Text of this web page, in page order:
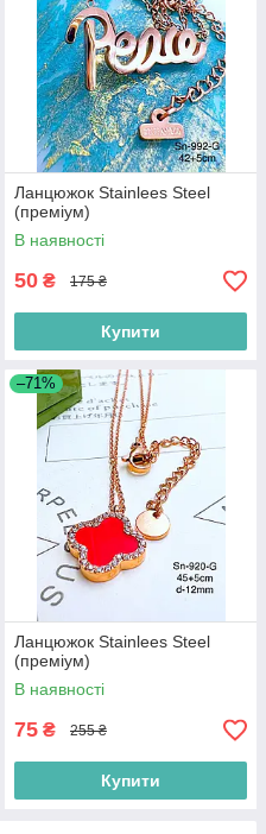
Ланцюжок Stainlees Steel
(преміум)
В наявності
50 ₴ 175 ₴
Купити
–71%
Ланцюжок Stainlees Steel
(преміум)
В наявності
75 ₴ 255 ₴
Купити